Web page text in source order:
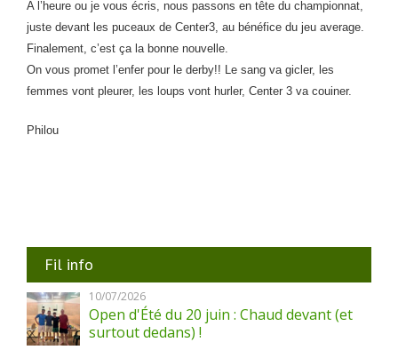
A l’heure ou je vous écris, nous passons en tête du championnat,
juste devant les puceaux de Center3, au bénéfice du jeu average.
Finalement, c’est ça la bonne nouvelle.
On vous promet l’enfer pour le derby!! Le sang va gicler, les
femmes vont pleurer, les loups vont hurler, Center 3 va couiner.
Philou
Fil info
10/07/2026
Open d'Été du 20 juin : Chaud devant (et
surtout dedans) !